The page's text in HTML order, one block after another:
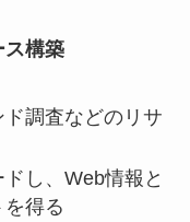
ス構築
調査などのリサ
し、Web情報と
得る